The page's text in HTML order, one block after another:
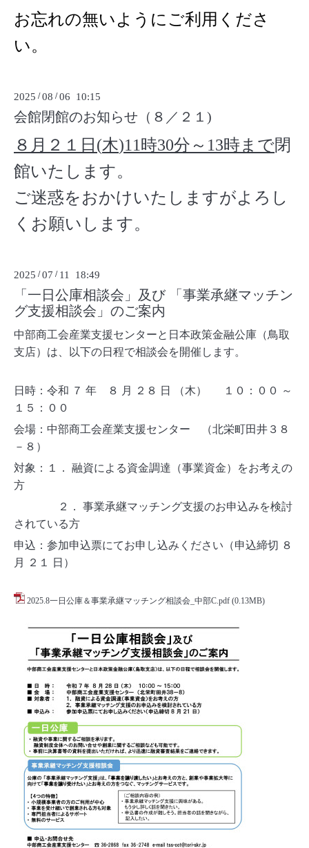
お忘れの無いようにご利用くださ
い。
2025 /08 /06 10:15
会館閉館のお知らせ（８／２１)
８月２１日 (木)11時30分～ 13時まで閉
館いたします。
ご迷惑をおかけいたしますがよろし
くお願いします。
2025 /07 / 11 18:49
「一日公庫相談会」及び 「事業承継マッチン
グ支援相談会」のご案内
中部商工会産業支援センターと日本政策金融公庫（鳥取
支店）は、以下の日程で相談会を開催します。
日時：令和 ７ 年 ８ 月 ２８ 日 （木） １０：００ ～
１５：００
会場：中部商工会産業支援センター （北栄町田井３８
－８）
対象：１． 融資による資金調達（事業資金）をお考えの
方
２． 事業承継マッチング支援のお申込みを検討
されている方
申込：参加申込票にてお申し込みください（申込締切 ８
月 ２１
日）
2025.8一日公庫＆事業承継マッチング相談会_中部C.pdf (0.13MB)